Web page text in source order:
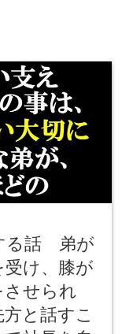
る話 弟が
け、膝が
させられ
と話すこ